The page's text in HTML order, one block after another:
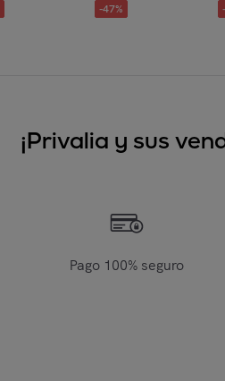
-47% -
¡Privalia y sus
Pago 100% seguro